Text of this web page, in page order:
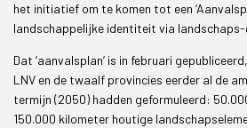
het initiatief om te komen tot een
landschappelijke identiteit via landschaps-
Dat ‘aanvalsplan’ is in februari
LNV en de twaalf provincies eerder al de
termijn (2050) hadden geformuleerd:
150.000 kilometer houtige